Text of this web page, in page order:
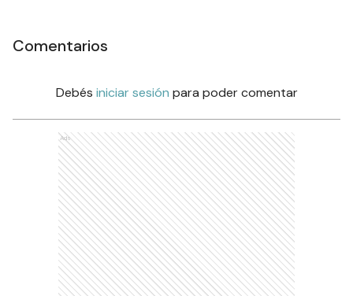
Comentarios
Debés iniciar sesión para poder comentar
Ads